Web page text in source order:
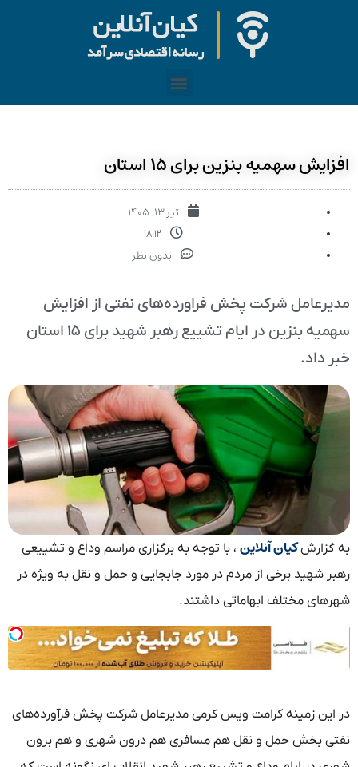
افزایش سهمیه بنزین برای ۱۵ استان
تیر ۱۳, ۱۴۰۵
۱۸:۱۲
بدون نظر
مدیرعامل شرکت پخش فراورده‌های نفتی از افزایش
سهمیه بنزین در ایام تشییع رهبر شهید برای ۱۵ استان
خبر داد.
به گزارشکیان آنلاین ، با توجه به برگزاری مراسم وداع و تشییعی
رهبر شهید برخی از مردم در مورد جابجایی و حمل و نقل به ویژه در
شهرهای مختلف ابهاماتی داشتند.
در این زمینه کرامت ویس کرمی مدیرعامل شرکت پخش فرآورده‌های
نفتی بخش حمل و نقل هم مسافری هم درون شهری و هم برون